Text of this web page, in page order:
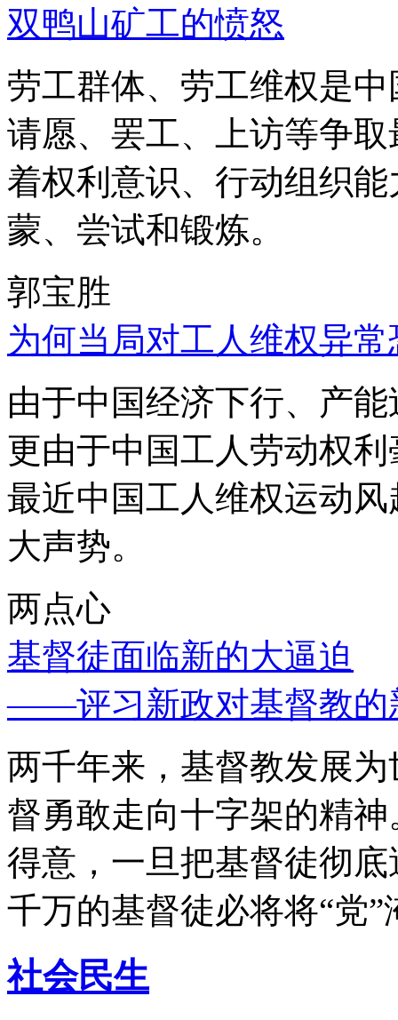
双鸭山矿工的愤怒
劳工群体、劳工维权是
请愿、罢工、上访等争
着权利意识、行动组织
蒙、尝试和锻炼。
郭宝胜
为何当局对工人维权异
由于中国经济下行、产
更由于中国工人劳动权
最近中国工人维权运动
大声势。
两点心
基督徒面临新的大逼迫
——评习新政对基督教的
两千年来，基督教发展
督勇敢走向十字架的精
得意，一旦把基督徒彻
千万的基督徒必将将“党”
社会民生